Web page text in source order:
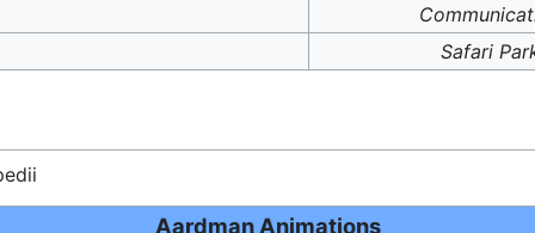
Safari
Aardman Animations